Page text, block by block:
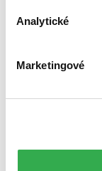
Analytické
Marketingové